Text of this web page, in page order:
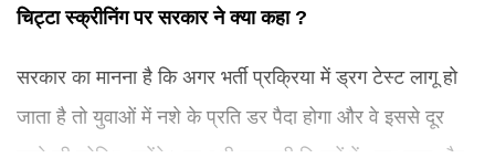
चिट्टा स्क्रीनिंग पर सरकार ने क्या कहा ?
सरकार का मानना है कि अगर भर्ती प्रक्रिया में ड्रग टेस्ट लागू हो
जाता है तो युवाओं में नशे के प्रति डर पैदा होगा और वे इससे दूर